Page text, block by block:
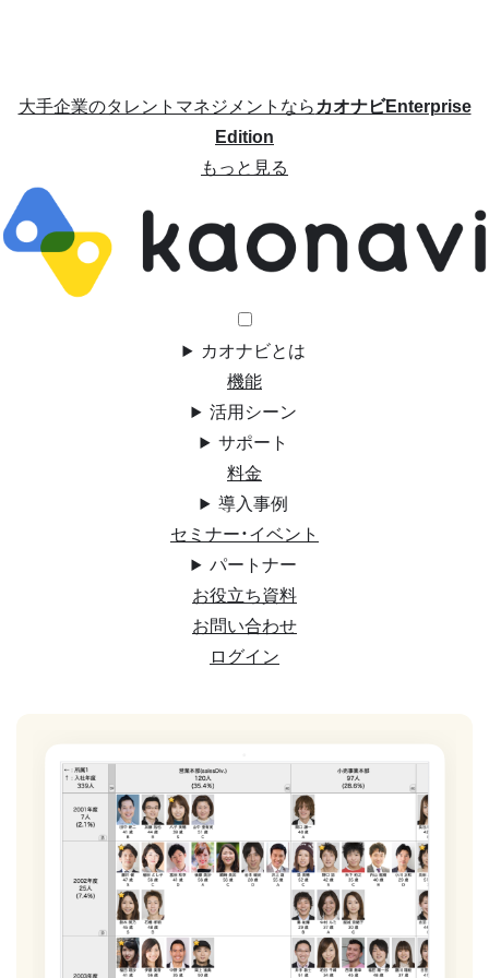
大手企業のタレントマネジメントならカオナビEnterprise
Edition
もっと見る
カオナビとは
機能
活用シーン
サポート
料金
導入事例
セミナー・イベント
パートナー
お役立ち資料
お問い合わせ
ログイン